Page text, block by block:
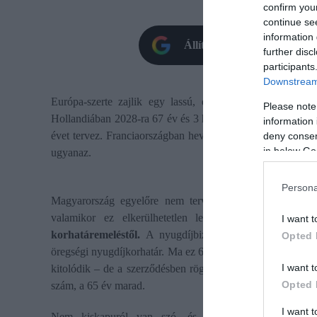
confirm
continue
information
further
Please
information
deny
in below
I want
Opted
I want
Opted
I want
Állítsd be oldalunkat
Európa-szerte zajlik egy lassú, de határozott
Hollandiában 2028-ra 67 év és 3 hónap lesz,
évet tervez. Franciaországban heves tüntetések ellenére
ugyanaz.
Magyarország egyelőre nem tervez emelést, egyelőre
valamikor ez elkerülhetetlen lesz. A Bankmonitor
korhatáremeléstől. A nyugdíjbiztosítás szerződésébe
öregségi nyugdíjkorhatár. Ma ez 65 év. Ha az állam
kitolódik – de a szerződésben rögzített korhatár nem
szám, a 65 év marad.